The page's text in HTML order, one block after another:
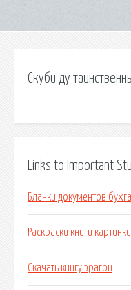
Скуби ду
Links to Important
Бланки документов
Раскраски книги картинки
Скачать книгу эрагон